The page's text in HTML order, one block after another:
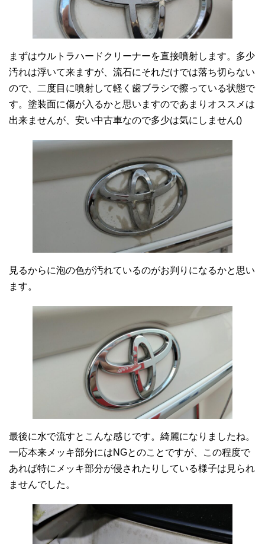
まずはウルトラハードクリーナーを直接噴射します。多少
汚れは浮いて来ますが、流石にそれだけでは落ち切らない
ので、二度目に噴射して軽く歯ブラシで擦っている状態で
す。塗装面に傷が入るかと思いますのであまりオススメは
出来ませんが、安い中古車なので多少は気にしません()
見るからに泡の色が汚れているのがお判りになるかと思い
ます。
最後に水で流すとこんな感じです。綺麗になりましたね。
一応本来メッキ部分にはNGとのことですが、この程度で
あれば特にメッキ部分が侵されたりしている様子は見られ
ませんでした。